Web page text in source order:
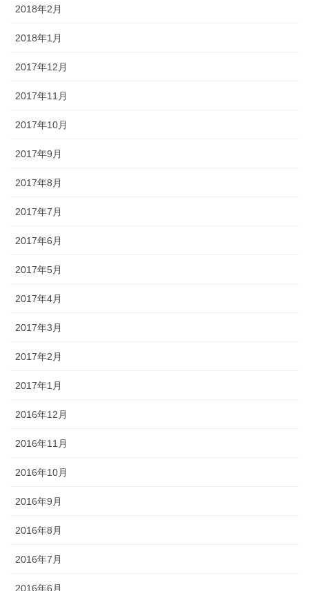
2018年2月
2018年1月
2017年12月
2017年11月
2017年10月
2017年9月
2017年8月
2017年7月
2017年6月
2017年5月
2017年4月
2017年3月
2017年2月
2017年1月
2016年12月
2016年11月
2016年10月
2016年9月
2016年8月
2016年7月
2016年6月